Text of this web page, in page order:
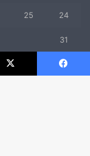
24
25
31
« يوليو
فيسبوك ‫X